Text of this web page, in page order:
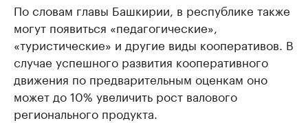
По словам главы Башкирии, в республике также
могут появиться «педагогические»,
«туристические» и другие виды кооперативов. В
случае успешного развития кооперативного
движения по предварительным оценкам оно
может до 10% увеличить рост валового
регионального продукта.